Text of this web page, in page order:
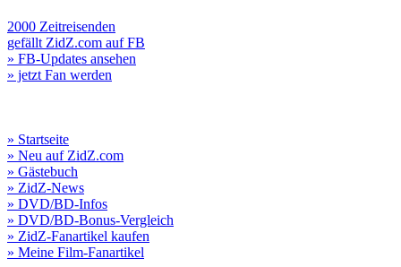
2000 Zeitreisenden
gefällt ZidZ.com auf FB
» FB-Updates ansehen
» jetzt Fan werden
» Startseite
» Neu auf ZidZ.com
» Gästebuch
» ZidZ-News
» DVD/BD-Infos
» DVD/BD-Bonus-Vergleich
» ZidZ-Fanartikel kaufen
» Meine Film-Fanartikel